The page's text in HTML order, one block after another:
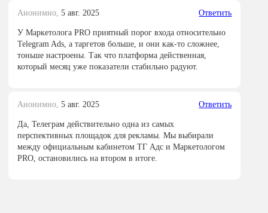
Анонимно, 5 авг. 2025 Ответить
У Маркетолога PRO приятный порог входа относительно
Telegram Ads, а таргетов больше, и они как-то сложнее,
тоньше настроены. Так что платформа действенная,
который месяц уже показатели стабильно радуют.
Анонимно, 5 авг. 2025 Ответить
Да, Телеграм действительно одна из самых
перспективных площадок для рекламы. Мы выбирали
между официальным кабинетом ТГ Адс и Маркетологом
PRO, остановились на втором в итоге.